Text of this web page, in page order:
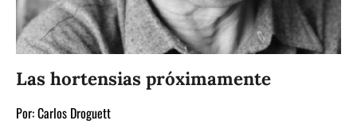
Las hortensias próximamente
Por:Carlos Droguett